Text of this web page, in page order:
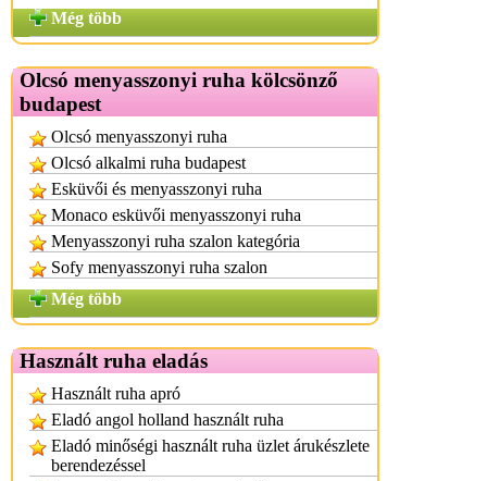
Még több
Olcsó menyasszonyi ruha kölcsönző
budapest
Olcsó menyasszonyi ruha
Olcsó alkalmi ruha budapest
Esküvői és menyasszonyi ruha
Monaco esküvői menyasszonyi ruha
Menyasszonyi ruha szalon kategória
Sofy menyasszonyi ruha szalon
Még több
Használt ruha eladás
Használt ruha apró
Eladó angol holland használt ruha
Eladó minőségi használt ruha üzlet árukészlete
berendezéssel